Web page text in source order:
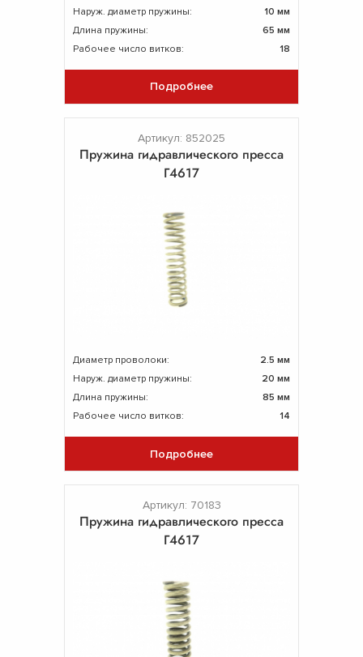
Наруж. диаметр пружины:
10 мм
Длина пружины:
65 мм
Рабочее число витков:
18
Подробнее
Артикул: 852025
Пружина гидравлического пресса
Г4617
Диаметр проволоки:
2.5 мм
Наруж. диаметр пружины:
20 мм
Длина пружины:
85 мм
Рабочее число витков:
14
Подробнее
Артикул: 70183
Пружина гидравлического пресса
Г4617